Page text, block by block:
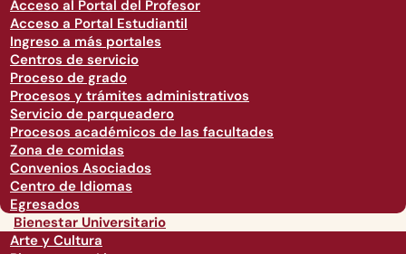
Acceso al Portal del Profesor
Acceso a Portal Estudiantil
Ingreso a más portales
Centros de servicio
Proceso de grado
Procesos y trámites administrativos
Servicio de parqueadero
Procesos académicos de las facultades
Zona de comidas
Convenios Asociados
Centro de Idiomas
Egresados
Bienestar Universitario
Arte y Cultura